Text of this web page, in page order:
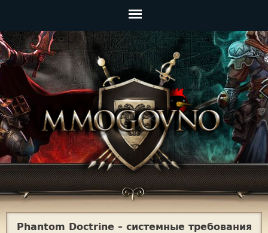
Главное
меню
Jump to navigation
Phantom Doctrine – системные требования